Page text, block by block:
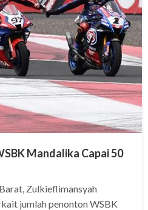
Mandalika Capai 50
Zulkieflimansyah
jumlah penonton WSBK